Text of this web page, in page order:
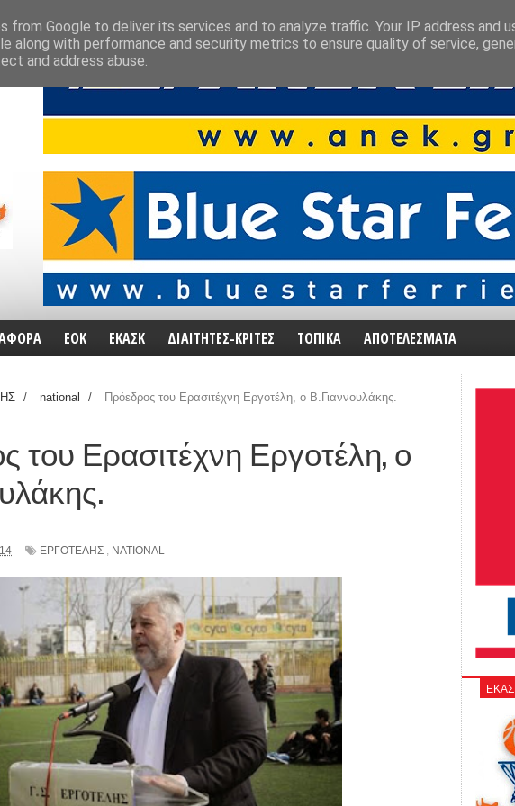
ΕΟΚ ΕΚΑΣΚ ΔΙΑΙΤΗΤΕΣ-ΚΡΙΤΕΣ ΤΟΠΙΚΑ ΑΠΟΤΕΛΕΣΜΑΤΑ
/ national / Πρόεδρος του Ερασιτέχνη Εργοτέλη, ο Β.Γιαννουλάκης.
του Ερασιτέχνη Εργοτέλη, ο
ΕΡΓΟΤΕΛΗΣ , NATIONAL
from Google to deliver its services and to analyze traffic. Your IP address and
along with performance and security metrics to ensure quality of service,
and address abuse.